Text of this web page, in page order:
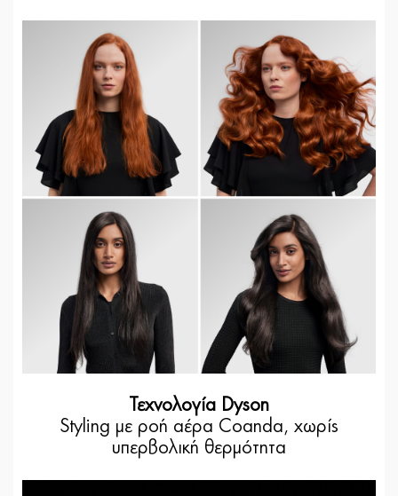
Τεχνολογία Dyson
Styling με ροή αέρα Coanda, χωρίς
υπερβολική θερμότητα